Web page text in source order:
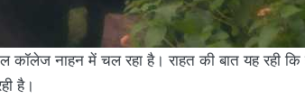
कॉलेज नाहन में चल रहा है। राहत की बात यह रही
है।